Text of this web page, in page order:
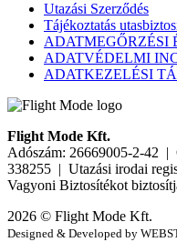
Utazási Szerződés
Tájékoztatás
ADATMEGŐRZÉSI
ADATVÉDELMI
ADATKEZELÉSI
Flight Mode Kft.
Adószám: 26669005-2-42 |
338255 | Utazási irodai
Vagyoni Biztosítékot
2026 © Flight Mode Kft.
Designed & Developed by